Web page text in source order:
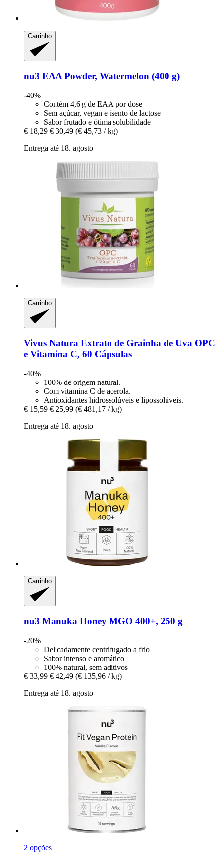
Carrinho
nu3 EAA Powder, Watermelon (400 g)
-40%
Contém 4,6 g de EAA por dose
Sem açúcar, vegan e isento de lactose
Sabor frutado e ótima solubilidade
€ 18,29 € 30,49 (€ 45,73 / kg)
Entrega até 18. agosto
Carrinho
Vivus Natura Extrato de Grainha de Uva OPC
e Vitamina C, 60 Cápsulas
-40%
100% de origem natural.
Com vitamina C de acerola.
Antioxidantes hidrossolúveis e lipossolúveis.
€ 15,59 € 25,99 (€ 481,17 / kg)
Entrega até 18. agosto
Carrinho
nu3 Manuka Honey MGO 400+, 250 g
-20%
Delicadamente centrifugado a frio
Sabor intenso e aromático
100% natural, sem aditivos
€ 33,99 € 42,49 (€ 135,96 / kg)
Entrega até 18. agosto
2 opções